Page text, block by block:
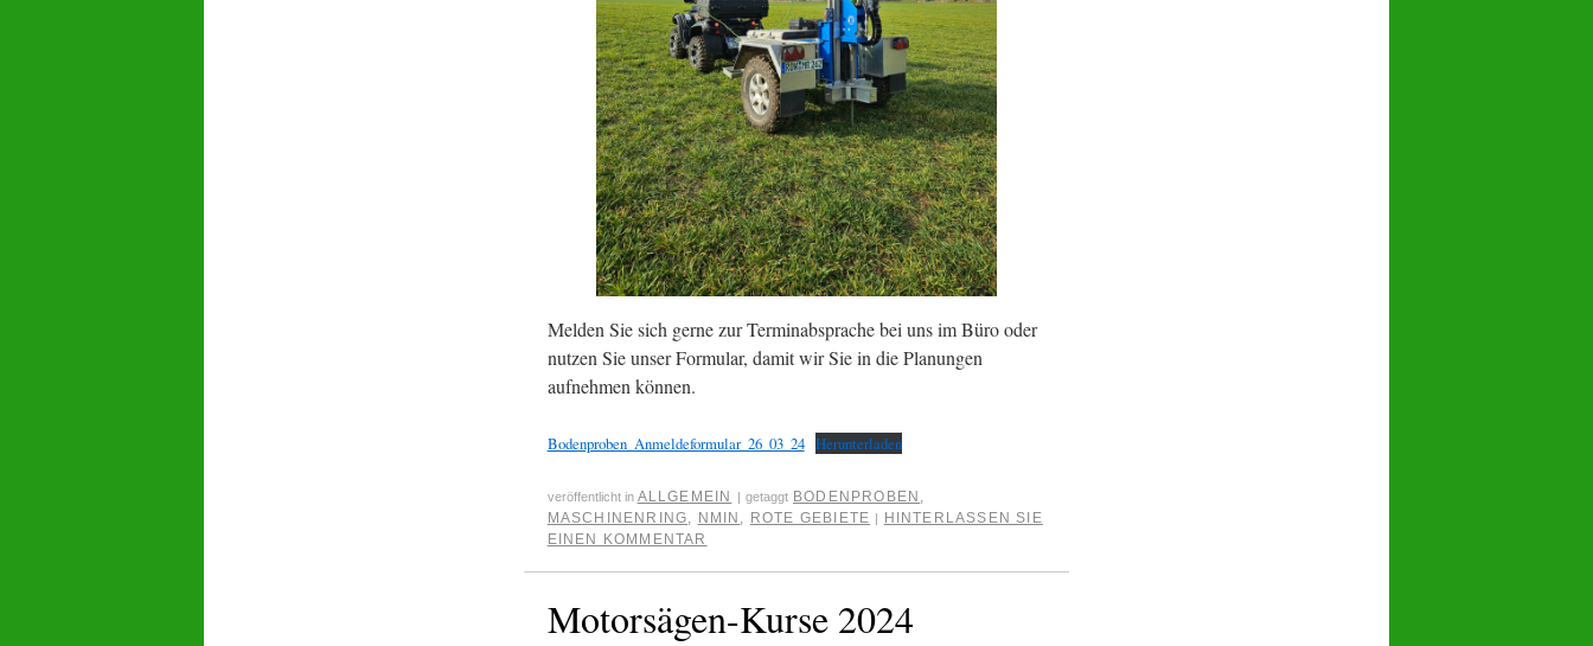
Melden Sie sich gerne zur Terminabsprache bei uns im Büro oder
nutzen Sie unser Formular, damit wir Sie in die Planungen
aufnehmen können.
Bodenproben_Anmeldeformular_26_03_24 Herunterladen
veröffentlicht in ALLGEMEIN getaggt BODENPROBEN ,
MASCHINENRING, NMIN , ROTE GEBIETE
HINTERLASSEN SIE
EINEN KOMMENTAR
Motorsägen-Kurse 2024